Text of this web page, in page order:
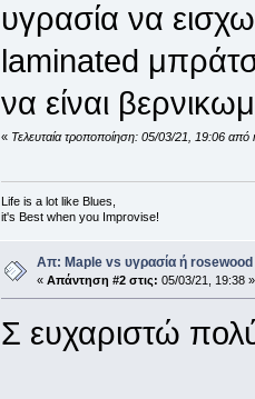
υγρασία να
laminated
να είναι
« Τελευταία τροποποίηση: 05/03/21, 19:06 από
Life is a lot like Blues,
it's Best when you Improvise!
Απ: Maple vs υγρασία ή rosewood
« Απάντηση #2 στις: 05/03/21, 19:38 »
Σ ευχαριστώ